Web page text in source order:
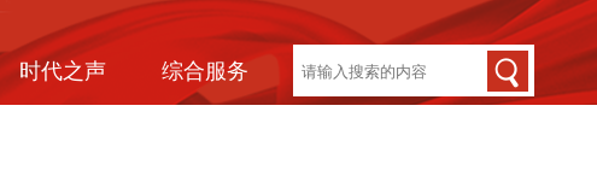
时代之声 综合服务